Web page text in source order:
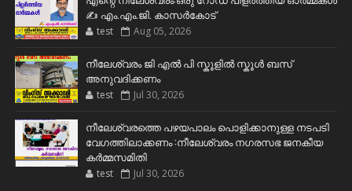
✍️ എം.എം.ജി. കാസർകോട്
test Aug 05, 2026
നീലേശ്വരം ജി എൽ പി സ്കൂളിൽ സ്കൂൾ ബസ്
അനുവദിക്കണം
test Jul 30, 2026
നീലേശ്വരത്തെ പഴയപാലം പൊളിക്കാനുള്ള നടപടി
വേഗത്തിലാക്കണം :നീലേശ്വരം നഗരസഭ ജനകീയ
കർമ്മസമിതി
test Jul 30, 2026